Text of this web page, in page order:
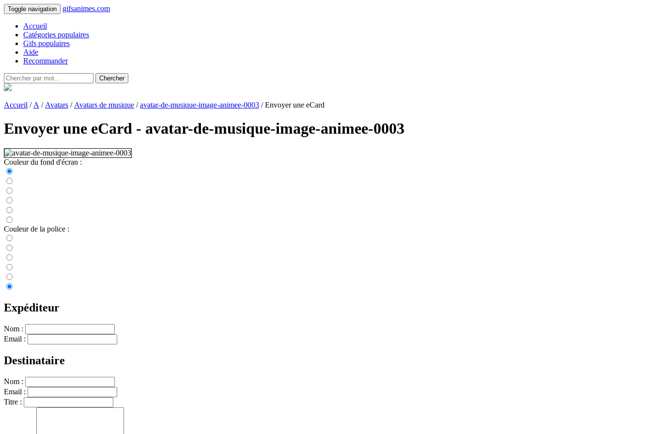
Toggle navigation gifsanimes.com
Accueil
Catégories populaires
Gifs populaires
Aide
Recommander
Chercher
Accueil / A / Avatars / Avatars de musique /avatar-de-musique-image-animee-0003 / Envoyer une eCard
Envoyer une eCard - avatar-de-musique-image-animee-0003
Couleur du fond d'écran :
Couleur de la police :
Expéditeur
Nom :
Email :
Destinataire
Nom :
Email :
Titre :